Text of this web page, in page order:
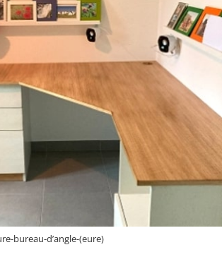
bureau-d’angle-(eure)